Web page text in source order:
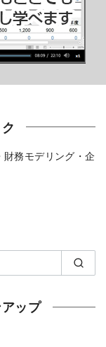
務モデリング・企
ップ